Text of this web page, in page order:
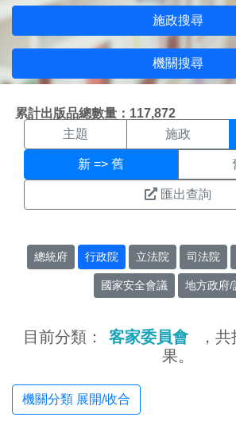
施政搜尋
機關搜尋
累計出版品總數量：117,872
機關搜尋結果頁
主題 施政
新 => 舊
匯出查詢
總統府 行政院 立法院 司法院
國家安全會議 地方政府/
目前分類： 客家委員會 ，共
果。
機關分類 展開/收合